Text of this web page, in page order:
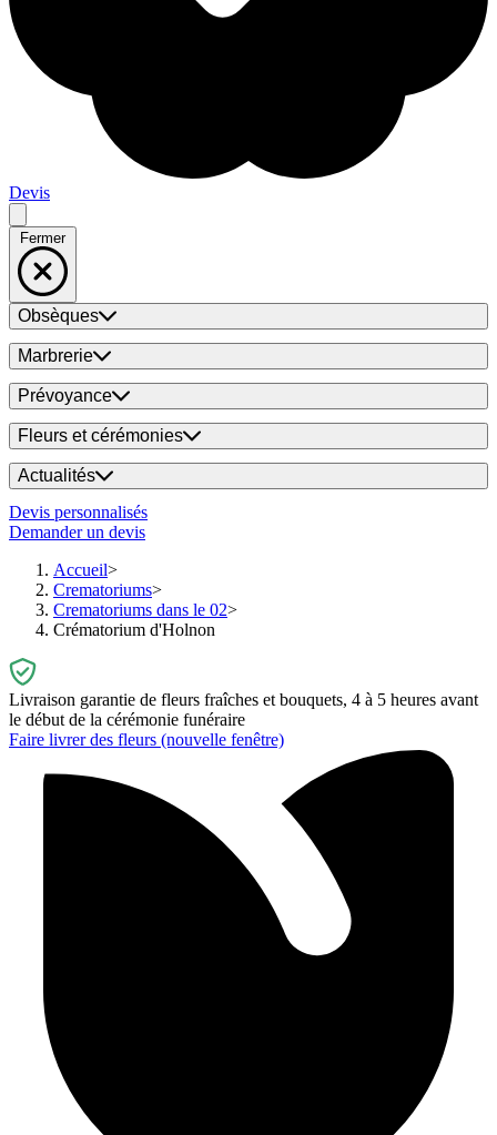
Devis
Fermer
Obsèques
Marbrerie
Prévoyance
Fleurs et cérémonies
Actualités
Devis personnalisés
Demander un devis
Accueil
Crematoriums
Crematoriums dans le 02
Crématorium d'Holnon
Livraison garantie de fleurs fraîches et bouquets, 4 à 5 heures avant
le début de la cérémonie funéraire
Faire livrer des fleurs (nouvelle fenêtre)